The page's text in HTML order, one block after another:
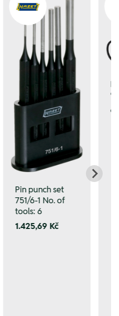
Pin punch set
751/6-1 No. of
tools: 6
1.425,69 Kč